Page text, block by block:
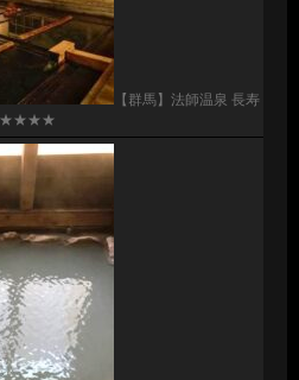
【群馬】法師温泉 長寿
★★★★